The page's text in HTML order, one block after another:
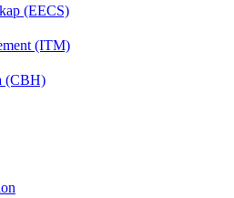
(EECS)
(ITM)
(CBH)